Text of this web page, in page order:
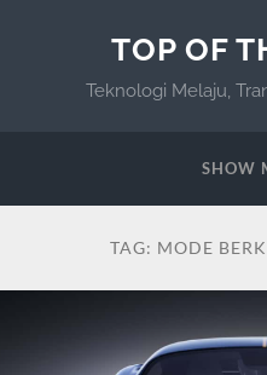
TOP OF
Teknologi Melaju,
SHOW
TAG: MODE